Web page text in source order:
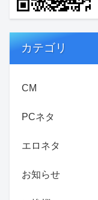
カテゴリ
CM
PCネタ
エロネタ
お知らせ